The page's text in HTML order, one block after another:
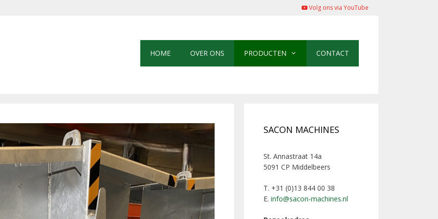
Volg ons via YouTube
HOME OVER ONS PRODUCTEN CONTACT
SACON MACHINES
St. Annastraat 14a
5091 CP Middelbeers
T. +31 (0)13 844 00 38
E. info@sacon-machines.nl